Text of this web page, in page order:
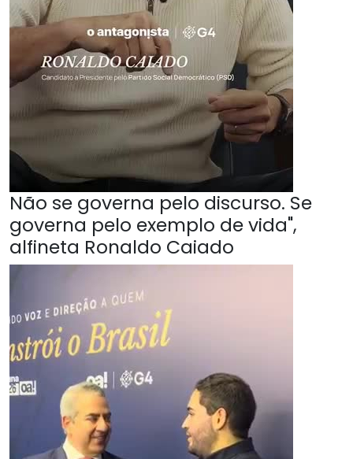
Não se governa pelo discurso. Se
governa pelo exemplo de vida",
alfineta Ronaldo Caiado